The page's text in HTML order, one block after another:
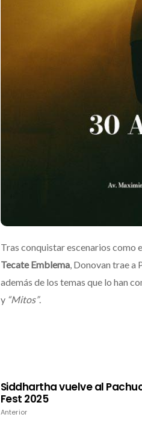
Tras conquistar escenarios como
Tecate Emblema , Donovan trae
además de los temas que lo han
y “Mitos”.
Siddhartha vuelve al
Fest 2025
Anterior